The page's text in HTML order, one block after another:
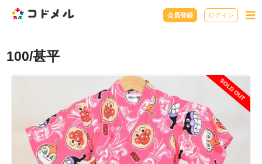
会員登録 ログイン
100/甚平
SOLD OUT